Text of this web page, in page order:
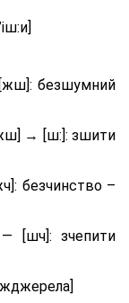
безшумний
→ [ш:]: зшити
безчинство –
[шч]: зчепити